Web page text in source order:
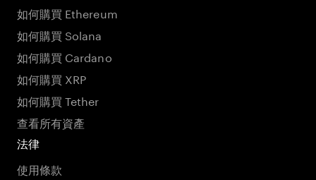
如何購買 Ethereum
如何購買 Solana
如何購買 Cardano
如何購買 XRP
如何購買 Tether
查看所有資產
法律
使用條款